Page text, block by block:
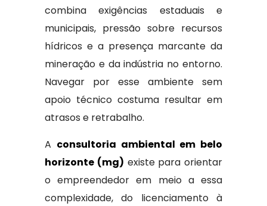
combina exigências estaduais e
municipais, pressão sobre recursos
hídricos e a presença marcante da
mineração e da indústria no entorno.
Navegar por esse ambiente sem
apoio técnico costuma resultar em
atrasos e retrabalho.
A consultoria ambiental em belo
horizonte (mg) existe para orientar
o empreendedor em meio a essa
complexidade, do licenciamento à